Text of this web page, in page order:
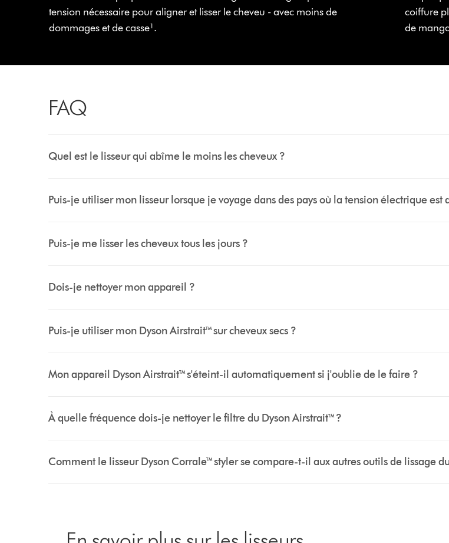
tension nécessaire pour aligner et lisser le cheveu - avec moins de
dommages et de casse¹.
coiffure
de
FAQ
Quel est le lisseur qui abîme le moins les cheveux ?
Puis-je utiliser mon lisseur lorsque je voyage dans des pays où la tension électrique est
Puis-je me lisser les cheveux tous les jours ?
Dois-je nettoyer mon appareil ?
Puis-je utiliser mon Dyson Airstrait™ sur cheveux secs ?
Mon appareil Dyson Airstrait™ s'éteint-il automatiquement si j'oublie de le faire ?
À quelle fréquence dois-je nettoyer le filtre du Dyson Airstrait™ ?
Comment le lisseur Dyson Corrale™ styler se compare-t-il aux autres outils de lissage